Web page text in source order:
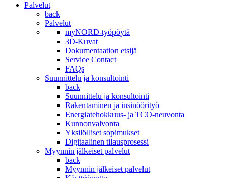
Palvelut
back
Palvelut
myNORD-työpöytä
3D-Kuvat
Dokumentaation etsijä
Service Contact
FAQs
Suunnittelu ja konsultointi
back
Suunnittelu ja konsultointi
Rakentaminen ja insinöörityö
Energiatehokkuus- ja TCO-neuvonta
Kunnonvalvonta
Yksilölliset sopimukset
Digitaalinen tilausprosessi
Myynnin jälkeiset palvelut
back
Myynnin jälkeiset palvelut